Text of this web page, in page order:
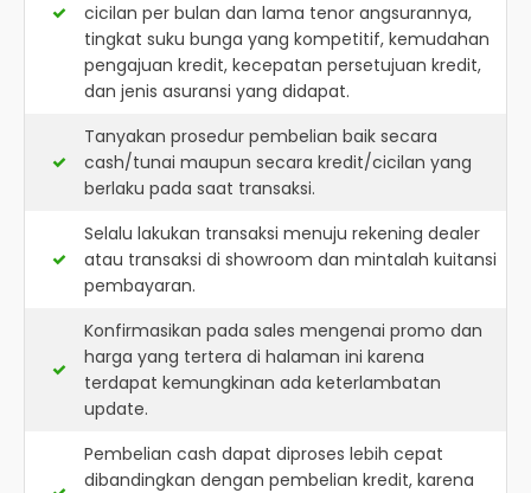
cicilan per bulan dan lama tenor angsurannya,
tingkat suku bunga yang kompetitif, kemudahan
pengajuan kredit, kecepatan persetujuan kredit,
dan jenis asuransi yang didapat.
Tanyakan prosedur pembelian baik secara
cash/tunai maupun secara kredit/cicilan yang
berlaku pada saat transaksi.
Selalu lakukan transaksi menuju rekening dealer
atau transaksi di showroom dan mintalah kuitansi
pembayaran.
Konfirmasikan pada sales mengenai promo dan
harga yang tertera di halaman ini karena
terdapat kemungkinan ada keterlambatan
update.
Pembelian cash dapat diproses lebih cepat
dibandingkan dengan pembelian kredit, karena